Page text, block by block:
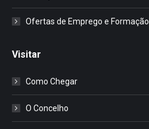
Ofertas de Emprego e Formação
Visitar
Como Chegar
O Concelho